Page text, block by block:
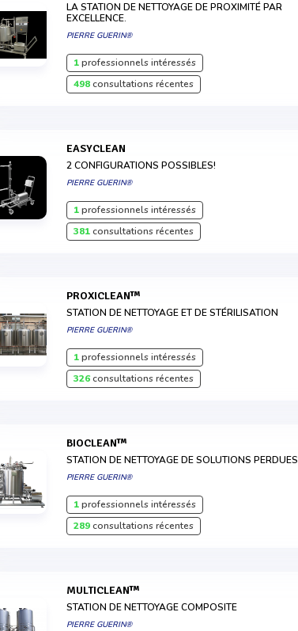
LA STATION DE NETTOYAGE DE PROXIMITÉ PAR
EXCELLENCE.
PIERRE GUERIN®
1professionnels intéressés
498consultations récentes
EASYCLEAN
2 CONFIGURATIONS POSSIBLES!
PIERRE GUERIN®
1professionnels intéressés
381consultations récentes
PROXICLEAN™
STATION DE NETTOYAGE ET DE STÉRILISATION
PIERRE GUERIN®
1professionnels intéressés
326consultations récentes
BIOCLEAN™
STATION DE NETTOYAGE DE SOLUTIONS PERDUES
PIERRE GUERIN®
1professionnels intéressés
289consultations récentes
MULTICLEAN™
STATION DE NETTOYAGE COMPOSITE
PIERRE GUERIN®